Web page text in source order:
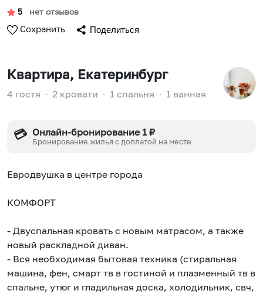
5 ∙ нет отзывов
Сохранить Поделиться
Квартира, Екатеринбург
4 гостя ∙ 2 кровати ∙ 1 спальня ∙ 1 ванная
💳 Онлайн-бронирование 1 ₽
Бронирование жилья с доплатой на месте
Евродвушка в центре города
КОМФОРТ
- Двуспальная кровать с новым матрасом, а также
новый раскладной диван.
- Вся необходимая бытовая техника (стиральная
машина, фен, смарт тв в гостиной и плазменный тв в
спальне, утюг и гладильная доска, холодильник, свч,